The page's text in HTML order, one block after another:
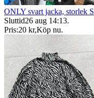
ONLY svart jacka, storlek S
Sluttid26 aug 14:13.
Pris:20 kr,Köp nu.